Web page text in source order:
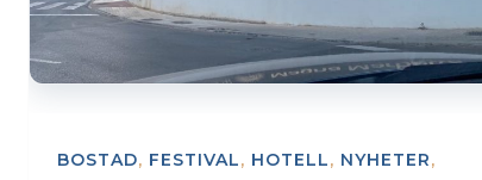
BOSTAD, FESTIVAL, HOTELL, NYHETER,